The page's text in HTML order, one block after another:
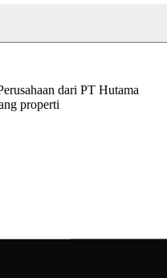
dari PT Hutama
properti